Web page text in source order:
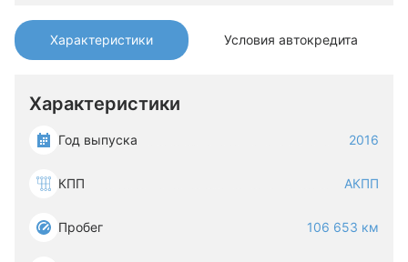
Характеристики Условия автокредита
Характеристики
Год выпуска 2016
КПП АКПП
Пробег 106 653 км